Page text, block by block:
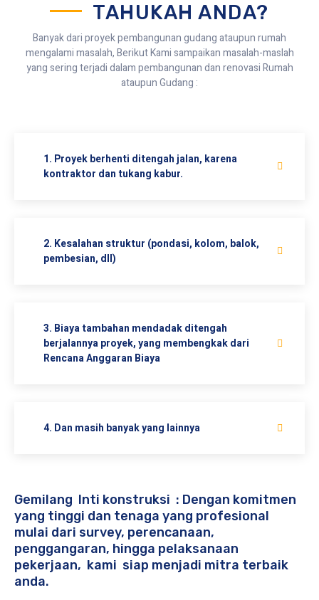
TAHUKAH ANDA?
Banyak dari proyek pembangunan gudang ataupun rumah
mengalami masalah, Berikut Kami sampaikan masalah-maslah
yang sering terjadi dalam pembangunan dan renovasi Rumah
ataupun Gudang :
1. Proyek berhenti ditengah jalan, karena
kontraktor dan tukang kabur.
2. Kesalahan struktur (pondasi, kolom, balok,
pembesian, dll)
3. Biaya tambahan mendadak ditengah
berjalannya proyek, yang membengkak dari
Rencana Anggaran Biaya
4. Dan masih banyak yang lainnya
Gemilang Inti konstruksi : Dengan komitmen
yang tinggi dan tenaga yang profesional
mulai dari survey, perencanaan,
penggangaran, hingga pelaksanaan
pekerjaan, kami siap menjadi mitra terbaik
anda.